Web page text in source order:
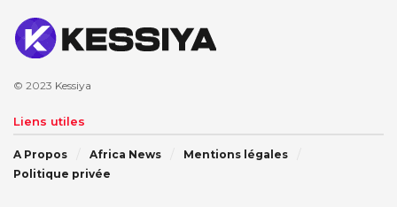
© 2023 Kessiya
Liens utiles
A Propos Africa News
Mentions légales
Politique privée